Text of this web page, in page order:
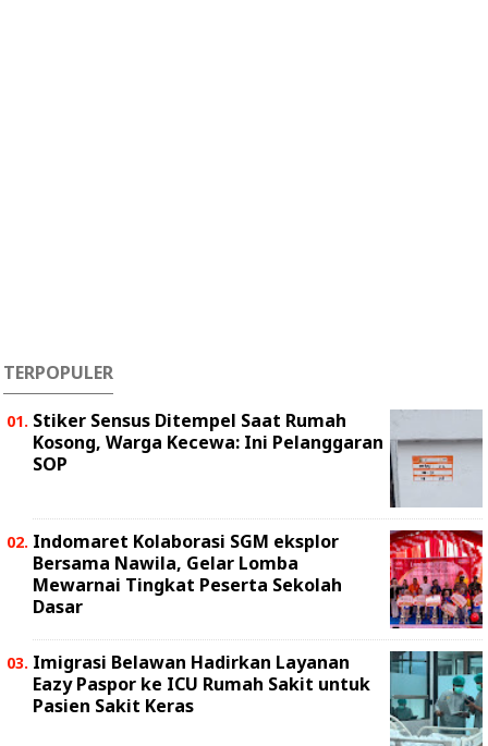
TERPOPULER
Stiker Sensus Ditempel Saat Rumah
Kosong, Warga Kecewa: Ini Pelanggaran
SOP
Indomaret Kolaborasi SGM eksplor
Bersama Nawila, Gelar Lomba
Mewarnai Tingkat Peserta Sekolah
Dasar
Imigrasi Belawan Hadirkan Layanan
Eazy Paspor ke ICU Rumah Sakit untuk
Pasien Sakit Keras